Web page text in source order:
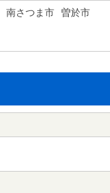
南さつま市
曽於市